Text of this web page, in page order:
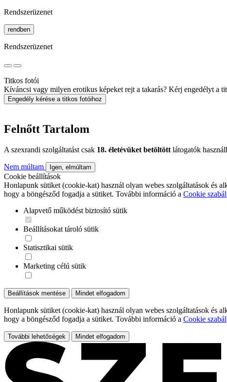
Rendszerüzenet
rendben
Rendszerüzenet
Titkos fotói
Kíváncsi vagy milyen erotikus képeket rejt a takarás? Kérj engedélyt a
Engedély kérése a titkos fotóihoz
Felnőtt Tartalom
A szexrandi szolgáltatást csak 18. életévüket betöltött látogatók
Nem múltam Igen, elmúltam
Cookie beállítások
Honlapunk sütiket (cookie-kat) használ olyan webes szolgáltatások és
hogy a böngésződ fogadja a sütiket. További információ a Cookie
Alapvető működést biztosító sütik
Beállításokat tároló sütik
Statisztikai sütik
Marketing célú sütik
Beállítások mentése Mindet elfogadom
Honlapunk sütiket (cookie-kat) használ olyan webes szolgáltatások és
hogy a böngésződ fogadja a sütiket. További információ a Cookie
További lehetőségek Mindet elfogadom